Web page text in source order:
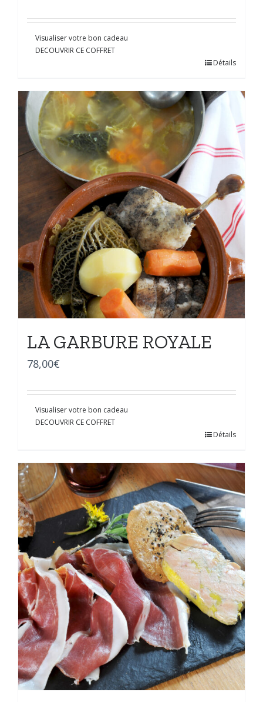
Visualiser votre bon cadeau
DECOUVRIR CE COFFRET
Détails
LA GARBURE ROYALE
78,00€
Visualiser votre bon cadeau
DECOUVRIR CE COFFRET
Détails